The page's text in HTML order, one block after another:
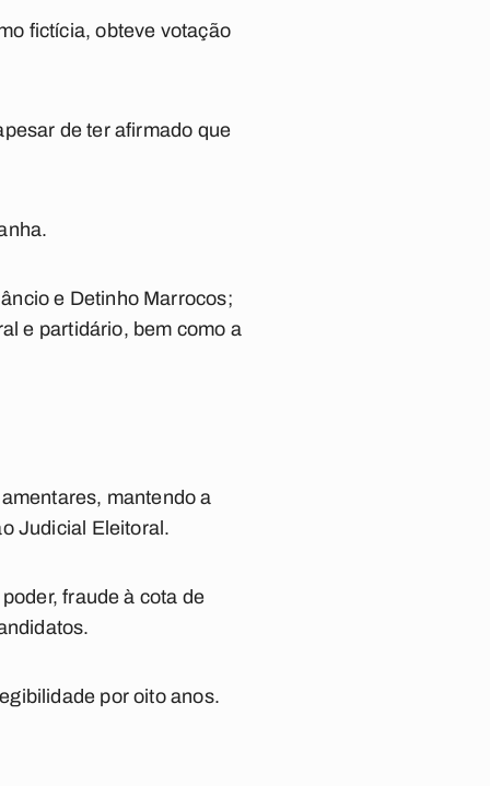
fictícia, obteve votação
de ter afirmado que
e Detinho Marrocos;
e partidário, bem como a
mantendo a
Judicial Eleitoral.
fraude à cota de
por oito anos.